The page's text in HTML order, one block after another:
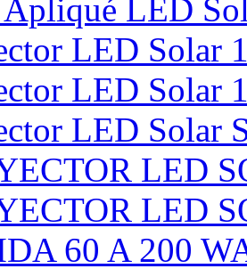
LED
LED Solar
LED Solar
LED Solar
LED
LED
60 A 200